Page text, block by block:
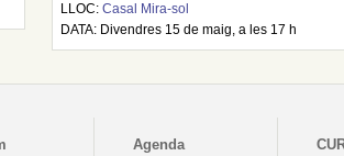
LLOC:Casal Mira-sol
DATA: Divendres 15 de maig, a les 17 h
Agenda